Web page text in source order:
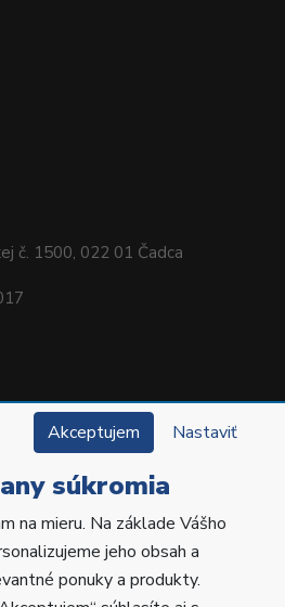
č. 1500, 022 01 Čadca
Fa Dental a.s. Všetky práva
vyhradené.
Akceptujem Nastaviť
súkromia
na mieru. Na základe Vášho
jeho obsah a
ponuky a produkty.